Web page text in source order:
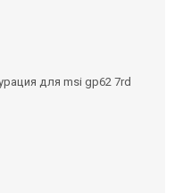
для msi gp62 7rd